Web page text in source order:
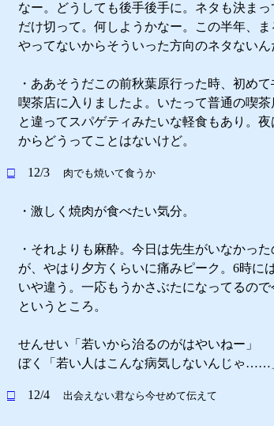
なー。どうしても後手後手に。ネタも決ま
だけ切って。何しようかなー。この半年、
やってないからそういった方向のネタないん
・ああそうだこの前秋葉原行った時、初めて
喫茶店に入りましたよ。いたって普通の喫
と違ってスパゲティみたいな軽食もあり。
からどうってことはないけど。
□ 12/3 肉でも焼いて食うか
・激しく焼肉が食べたい気分。
・それよりも麻酔。今日は先生がいなかっ
が、やはり夕方くらいに痛みピーク。6時に
いや違う。一応もうかさぶたになってるの
というところ。
せんせい「若いから治るのがはやいねー」
ぼく「若い人はこんな病気しないんじゃ……
□ 12/4 出会えない君なら今せめて伝えて